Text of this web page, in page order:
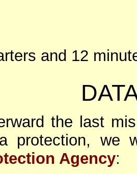
and 12
the last
protection, we
Agency: